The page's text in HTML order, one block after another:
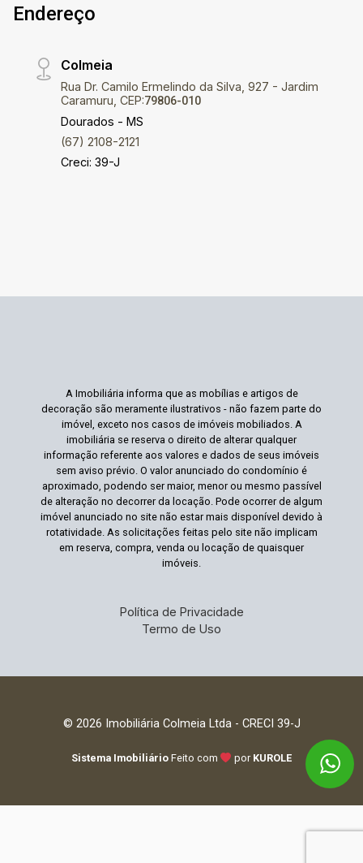
Endereço
Colmeia
Rua Dr. Camilo Ermelindo da Silva, 927 - Jardim
Caramuru, CEP:79806-010
Dourados - MS
(67) 2108-2121
Creci: 39-J
A Imobiliária informa que as mobílias e artigos de
decoração são meramente ilustrativos - não fazem parte do
imóvel, exceto nos casos de imóveis mobiliados. A
imobiliária se reserva o direito de alterar qualquer
informação referente aos valores e dados de seus imóveis
sem aviso prévio. O valor anunciado do condomínio é
aproximado, podendo ser maior, menor ou mesmo passível
de alteração no decorrer da locação. Pode ocorrer de algum
imóvel anunciado no site não estar mais disponível devido à
rotatividade. As solicitações feitas pelo site não implicam
em reserva, compra, venda ou locação de quaisquer
imóveis.
Política de Privacidade
Termo de Uso
© 2026 Imobiliária Colmeia Ltda - CRECI 39-J
Sistema Imobiliário Feito com por KUROLE